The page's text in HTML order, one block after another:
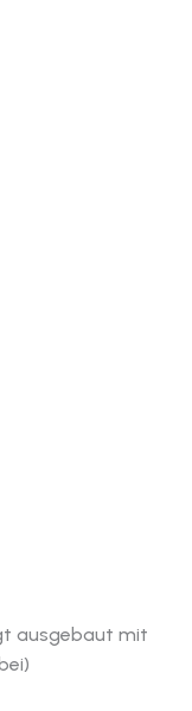
ausgebaut mit